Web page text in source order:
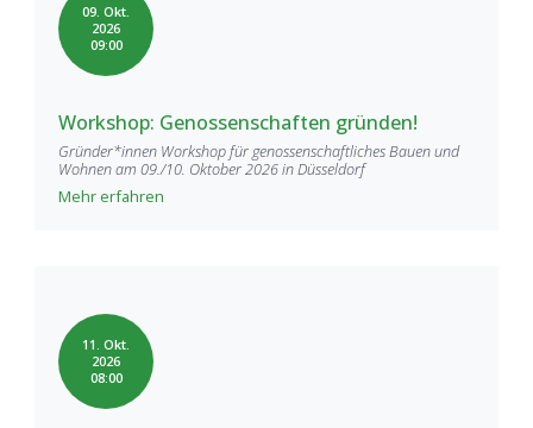
09. Okt.
2026
09:00
Workshop: Genossenschaften gründen!
Gründer*innen Workshop für genossenschaftliches Bauen und
Wohnen am 09./10. Oktober 2026 in Düsseldorf
Mehr erfahren
11. Okt.
2026
08:00